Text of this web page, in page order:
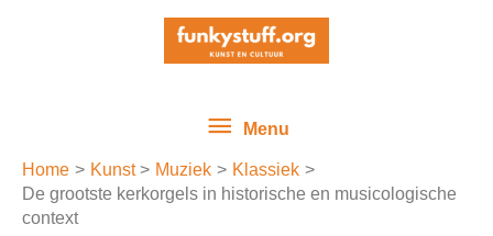
Menu
Menu
Home Kunst Muziek
Klassiek
De grootste kerkorgels in historische en musicologische
context